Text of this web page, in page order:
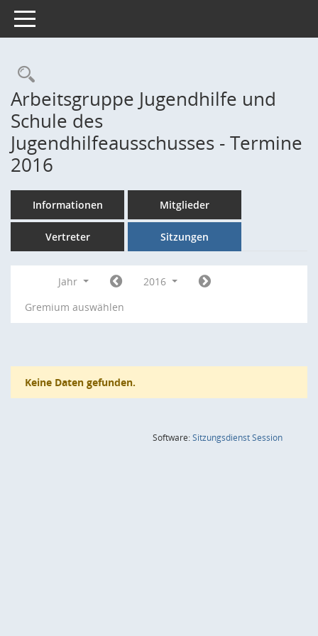
Toggle navigation
Rechercheauswahl
Arbeitsgruppe Jugendhilfe und
Schule des
Jugendhilfeausschusses - Termine
2016
Informationen Mitglieder
Vertreter Sitzungen
Jahr
2016
Gremium auswählen
Keine Daten gefunden.
Software:SitzungsdienstSession(Wird in